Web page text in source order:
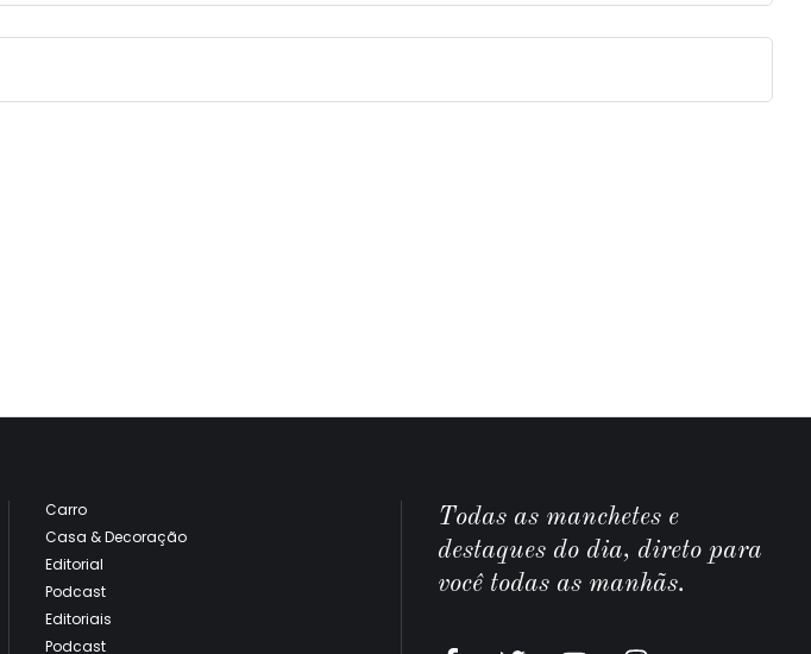
Carro
Casa & Decoração
Editorial
Podcast
Editoriais
Podcast
Todas as manchetes e
destaques do dia, direto para
você todas as manhãs.